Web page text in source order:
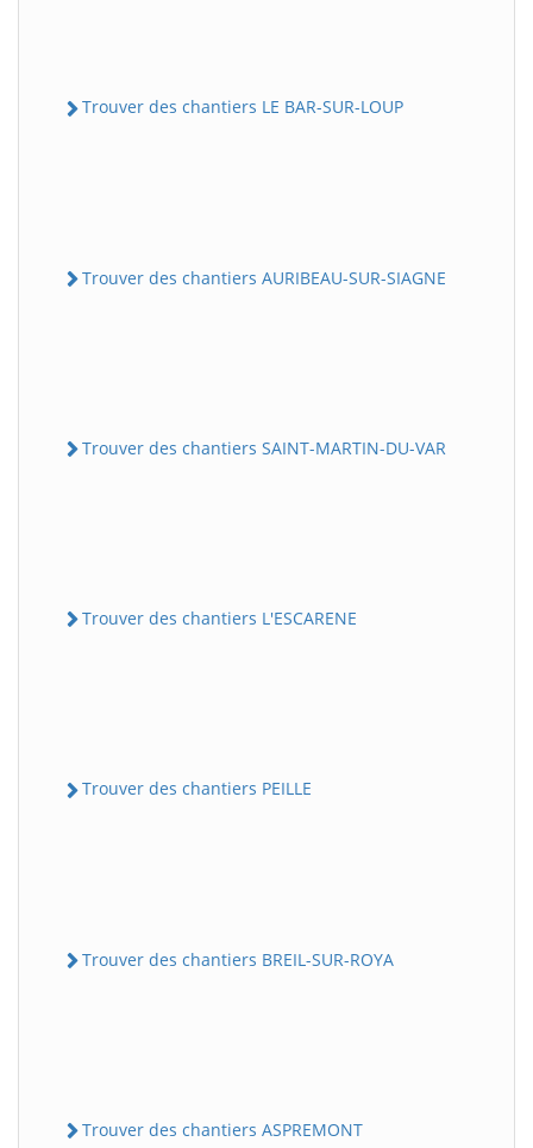
Trouver des chantiers LE BAR-SUR-LOUP
Trouver des chantiers AURIBEAU-SUR-SIAGNE
Trouver des chantiers SAINT-MARTIN-DU-VAR
Trouver des chantiers L'ESCARENE
Trouver des chantiers PEILLE
Trouver des chantiers BREIL-SUR-ROYA
Trouver des chantiers ASPREMONT